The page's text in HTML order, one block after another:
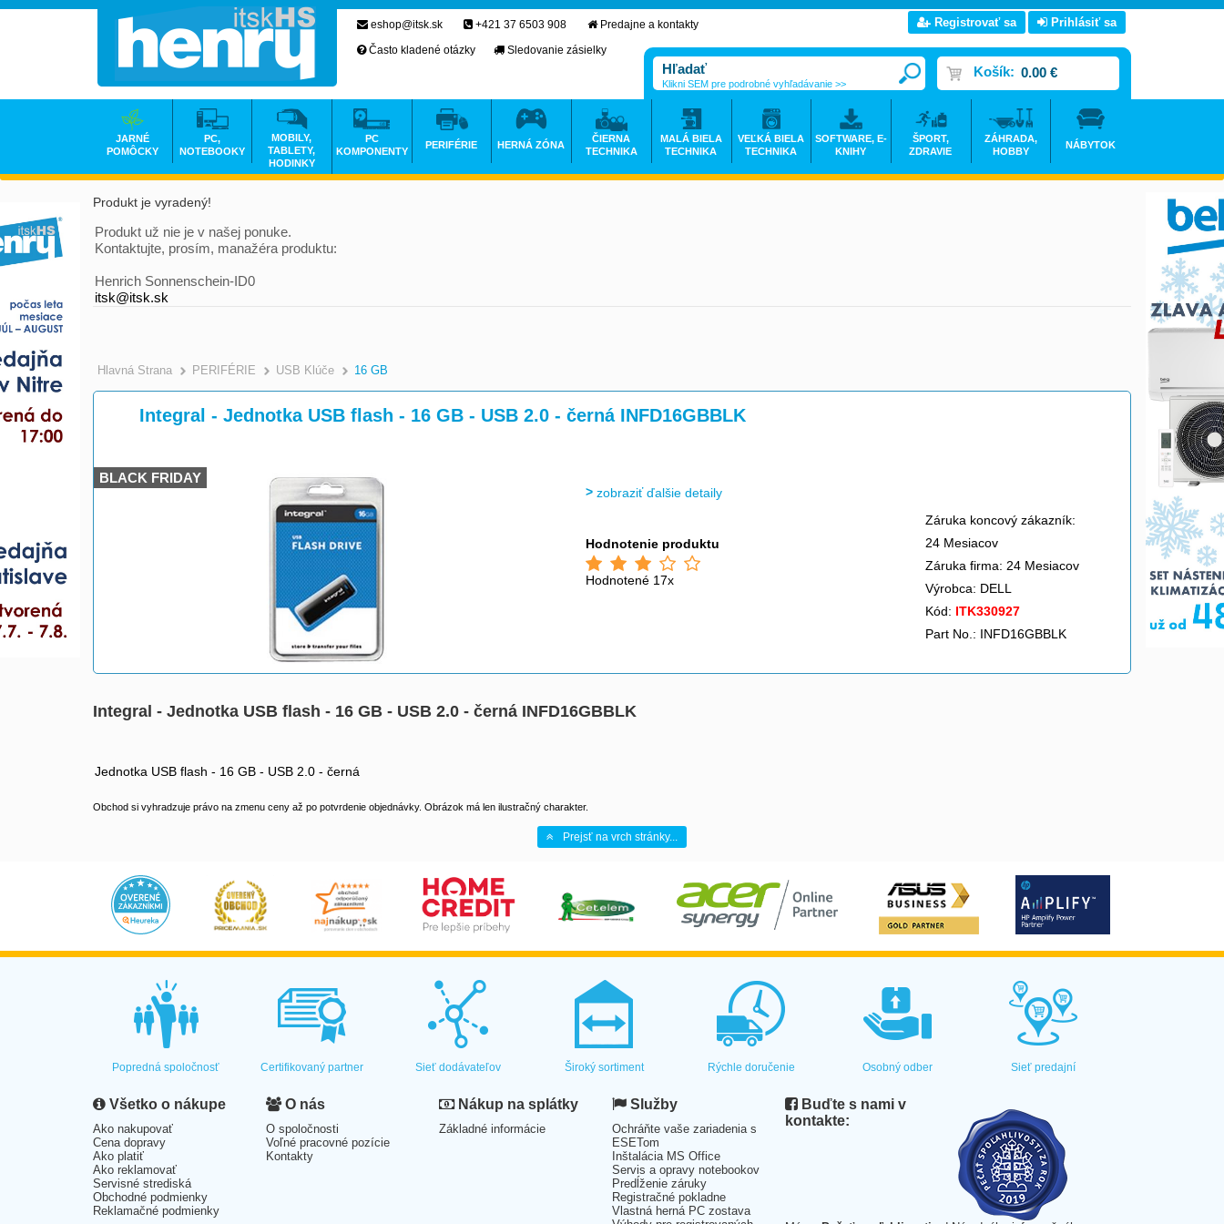
Produkt je vyradený!
Produkt už nie je v našej ponuke.
Kontaktujte, prosím, manažéra produktu:
Henrich Sonnenschein-ID0
itsk@itsk.sk
Hlavná Strana >
PERIFÉRIE >
USB Klúče >
16 GB
Integral - Jednotka USB flash - 16 GB - USB 2.0 - černá INFD16GBBLK
BLACK FRIDAY
zobraziť ďalšie detaily
Hodnotenie produktu
Hodnotené 17x
Záruka koncový zákazník:
24 Mesiacov
Záruka firma: 24 Mesiacov
Výrobca: DELL
Kód: ITK330927
Part No.: INFD16GBBLK
Integral - Jednotka USB flash - 16 GB - USB 2.0 - černá INFD16GBBLK
Jednotka USB flash - 16 GB - USB 2.0 - černá
Obchod si vyhradzuje právo na zmenu ceny až po potvrdenie objednávky. Obrázok má len ilustračný charakter.
Prejsť na vrch stránky...
eshop@itsk.sk +421 37 6503 908
Predajne a kontakty
Často kladené otázky
Sledovanie zásielky
Registrovať sa Prihlásiť sa
Košík: 0.00 €
Klikni SEM pre podrobné vyhľadávanie >>
JARNÉ
POMÔCKY
PC,
NOTEBOOKY
MOBILY,
TABLETY,
HODINKY
PC
KOMPONENTY
PERIFÉRIE HERNÁ ZÓNA
ČIERNA
TECHNIKA
MALÁ BIELA
TECHNIKA
VEĽKÁ BIELA
TECHNIKA
SOFTWARE, E-
KNIHY
ŠPORT,
ZDRAVIE
ZÁHRADA,
HOBBY
NÁBYTOK
Popredná spoločnosť Certifikovaný partner Sieť dodávateľov Široký sortiment Rýchle doručenie Osobný odber Sieť predajní
Všetko o nákupe
Ako nakupovať
Cena dopravy
Ako platiť
Ako reklamovať
Servisné strediská
Obchodné podmienky
Reklamačné podmienky
O nás
O spoločnosti
Voľné pracovné pozície
Kontakty
Nákup na splátky
Základné informácie
Služby
Ochráňte vaše zariadenia s
ESETom
Inštalácia MS Office
Servis a opravy notebookov
Predĺženie záruky
Registračné pokladne
Vlastná herná PC zostava
Buďte s nami v
kontakte: